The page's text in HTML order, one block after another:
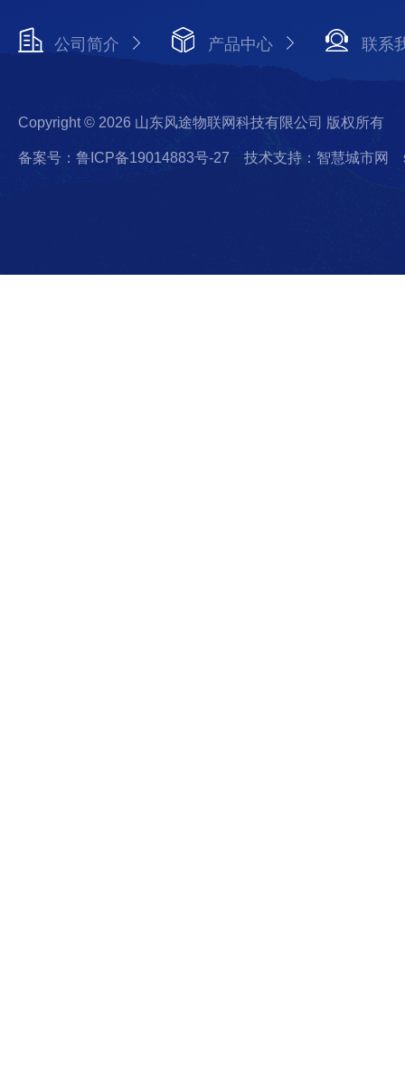
公司简介 产品中心 联系
Copyright © 2026 山东风途物联网科技有限公司 版权所有
备案号：鲁ICP备19014883号-27 技术支持：智慧城市网